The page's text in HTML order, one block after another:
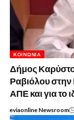
ΚΟΙΝΩΝΊΑ
Δήμος
Ραβιόλου στην
ΑΠΕ και για το
eviaonline Newsroom